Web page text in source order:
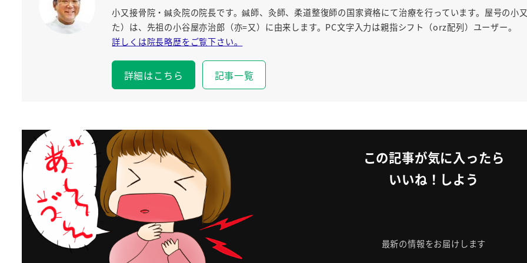
小又接骨院・鍼灸院の院長です。鍼師、灸師、柔道整復師の国家資格にて治療を行っています。屋号の小
た）は、先祖の小谷屋亦治郎（亦=又）に由来します。PC文字入力は親指シフト（orz配列）ユーザー。
詳しくは院長略歴をご覧下さい。
詳細はこちら 記事一覧
この記事が気に入ったら
いいね！しよう
最新の情報をお届けします